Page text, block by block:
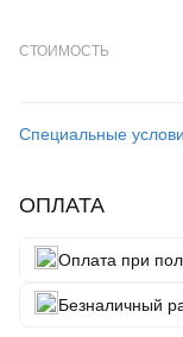
Специальные
ОПЛАТА
Оплата при
Безналичный